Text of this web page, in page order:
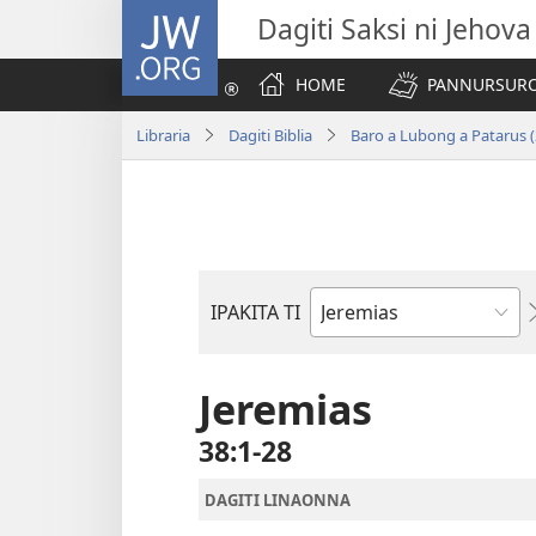
JW.ORG Dagiti Saksi ni Jehova
HOME
Libraria Dagiti Biblia Baro a Lubong a Patarus
IPAKITA TI
Libro
Biblia
Jeremias
38:1-28
DAGITI LINAONNA